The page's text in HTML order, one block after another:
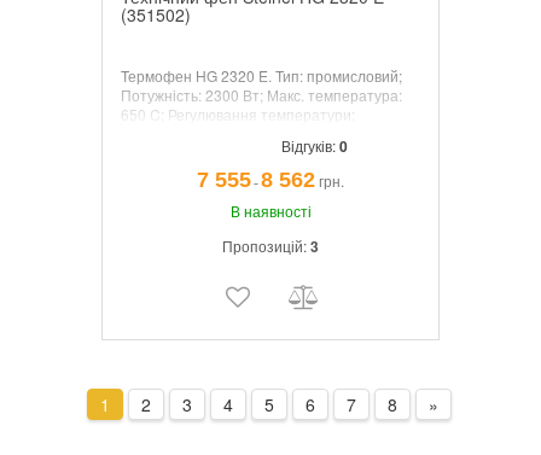
(351502)
Термофен HG 2320 E. Тип: промисловий;
Потужність: 2300 Вт; Макс. температура:
650 C; Регулювання температури:
хв. Дисплей: LCD. Модель модель 351502
поставляється з кейсом, включаючи
рефлекторну насадку, 50 мм широку
насадку, редукційну насадку і усадочні
Відгуків:0
7 555¯8 562грн.
В наявності
Пропозицій:3
1 2 3 4 5 6 7 8 »